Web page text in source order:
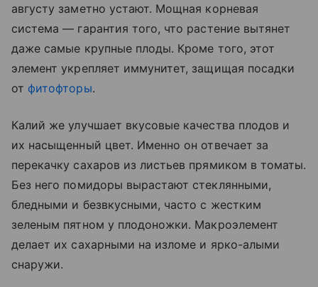
августу заметно устают. Мощная корневая
система — гарантия того, что растение вытянет
даже самые крупные плоды. Кроме того, этот
элемент укрепляет иммунитет, защищая посадки
от фитофторы.
Калий же улучшает вкусовые качества плодов и
их насыщенный цвет. Именно он отвечает за
перекачку сахаров из листьев прямиком в томаты.
Без него помидоры вырастают стеклянными,
бледными и безвкусными, часто с жестким
зеленым пятном у плодоножки. Макроэлемент
делает их сахарными на изломе и ярко-алыми
снаружи.